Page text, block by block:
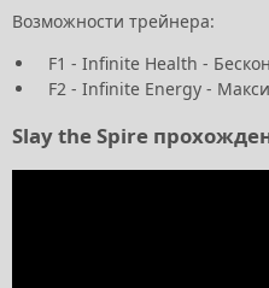
Возможности трейнера:
F1 - Infinite Health -
F2 - Infinite Energy -
Slay the Spire